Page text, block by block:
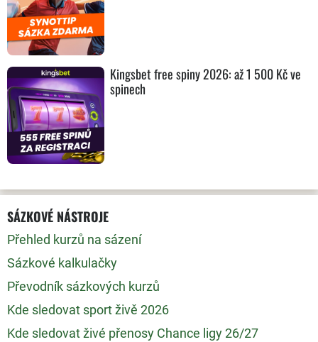
Kingsbet free spiny 2026: až 1 500 Kč ve
spinech
SÁZKOVÉ NÁSTROJE
Přehled kurzů na sázení
Sázkové kalkulačky
Převodník sázkových kurzů
Kde sledovat sport živě 2026
Kde sledovat živé přenosy Chance ligy 26/27